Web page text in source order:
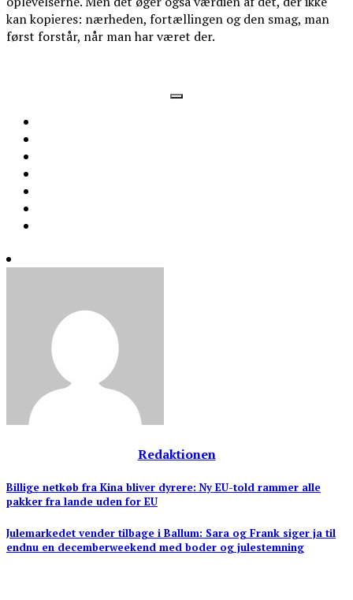
kan kopieres: nærheden, fortællingen og den smag, man
først forstår, når man har været der.
Redaktionen
Indlægsnavigation
Billige netkøb fra Kina bliver dyrere: Ny EU-told rammer alle
pakker fra lande uden for EU
Julemarkedet vender tilbage i Ballum: Sara og Frank siger ja til
endnu en decemberweekend med boder og julestemning